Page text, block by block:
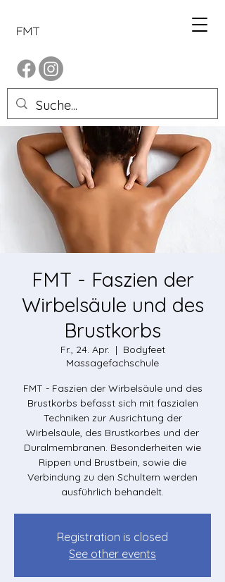
FMT - Faszien der
Wirbelsäule und des
Brustkorbs
Fr., 24. Apr.
  |
Bodyfeet
Massagefachschule
FMT - Faszien der Wirbelsäule und des
Brustkorbs befasst sich mit faszialen
Techniken zur Ausrichtung der
Wirbelsäule, des Brustkorbes und der
Duralmembranen. Besonderheiten wie
Rippen und Brustbein, sowie die
Verbindung zu den Schultern werden
ausführlich behandelt.
Registration is closed
See other events